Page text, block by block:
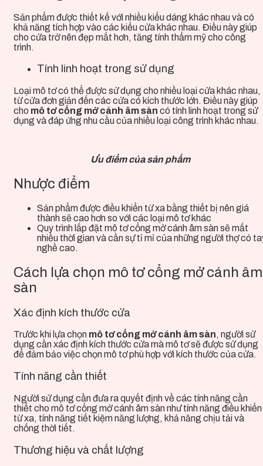
Sản phẩmđược thiết kế với nhiều kiểu dáng khác nhau và có
khả năng tích hợp vào các kiểu cửa khác nhau. Điều này giúp
cho cửa trở nên đẹp mắt hơn, tăng tính thẩm mỹ cho công
trình.
Tính linh hoạt trong sử dụng
Loại mô tơ có thể được sử dụng cho nhiều loại cửa khác nhau,
từ cửa đơn giản đến các cửa có kích thước lớn. Điều này giúp
cho mô tơ cổng mở cánh âm sàn có tính linh hoạt trong sử
dụng và đáp ứng nhu cầu của nhiều loại công trình khác nhau.
Ưu điểm của sản phẩm
Nhược điểm
Sản phẩmđược điều khiển từ xa bằng thiết bị nên giá
thành sẽ cao hơn so với các loại mô tơ khác
Quy trình lắp đặt mô tơ cổng mở cánh âm sàn sẽ mất
nhiều thời gian và cần sự tỉ mỉ của những người thợ có
nghề cao.
Cách lựa chọn mô tơ cổng mở cánh âm
sàn
Xác định kích thước cửa
Trước khi lựa chọn mô tơ cổng mở cánh âm sàn, người sử
dụng cần xác định kích thước cửa mà mô tơ sẽ được sử dụng
để đảm bảo việc chọn mô tơ phù hợp với kích thước của cửa.
Tính năng cần thiết
Người sử dụng cần đưa ra quyết định về các tính năng cần
thiết cho mô tơ cổng mở cánh âm sàn như tính năng điều khiển
từ xa, tính năng tiết kiệm năng lượng, khả năng chịu tải và
chống thời tiết.
Thương hiệu và chất lượng